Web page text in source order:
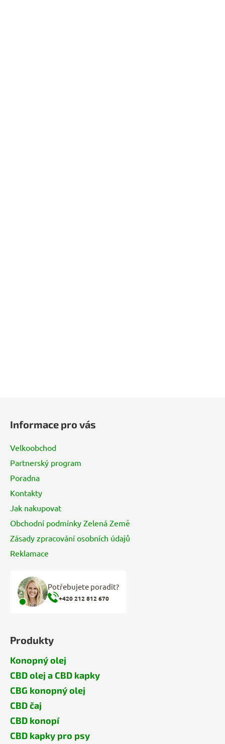
Informace pro vás
Velkoobchod
Partnerský program
Poradna
Kontakty
Jak nakupovat
Obchodní podmínky Zelená Země
Zásady zpracování osobních údajů
Reklamace
Potřebujete poradit?
+420 212 812 670
Produkty
Konopný olej
CBD olej a CBD kapky
CBG konopný olej
CBD čaj
CBD konopí
CBD kapky pro psy